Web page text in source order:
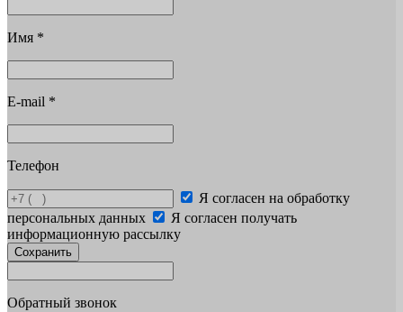
Имя *
E-mail *
Телефон
Я согласен на обработку
персональных данных
Я согласен получать
информационную рассылку
Сохранить
Обратный звонок